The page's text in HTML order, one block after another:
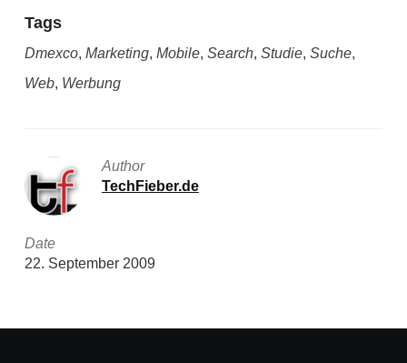
Tags
Dmexco, Marketing, Mobile, Search, Studie, Suche,
Web, Werbung
Author
TechFieber.de
Date
22. September 2009